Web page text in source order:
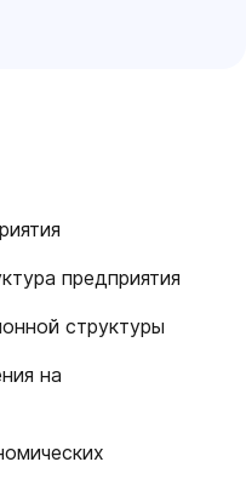
предприятия
структуры
на